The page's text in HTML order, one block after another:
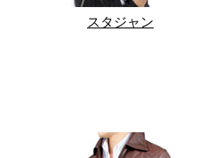
スタジャン